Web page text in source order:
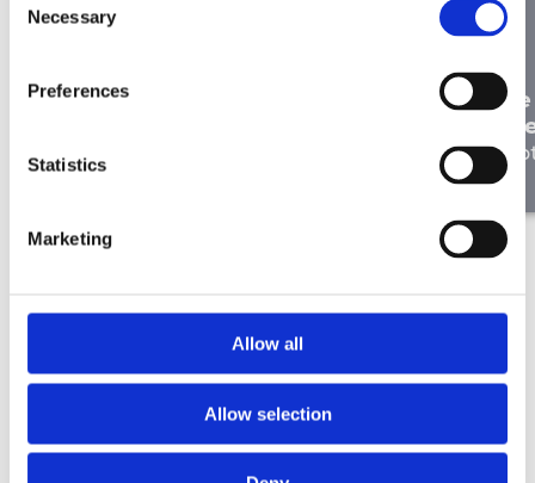
Selection
Necessary
Preferences
Statistics
Marketing
Allow all
Allow selection
Ryck parle de son expérience
Notre équipe
Vous n’avez pas trouvé le poste idéal ici ?
N’hésitez pas à jeter un coup d’œil
supplémentaire. Nous avons encore de